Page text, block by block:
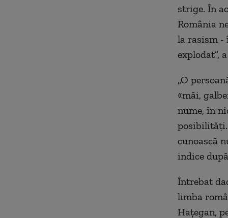
strige. În
România
la rasism -
explodat”,
„O
«măi,
nume, în
posibilități.
cunoască
indice
Întrebat
limba
Hațegan,